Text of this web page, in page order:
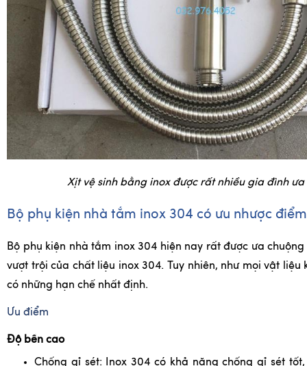
Xịt vệ sinh bằng inox được rất nhiều gia đình ưa
Bộ phụ kiện nhà tắm inox 304 có ưu nhược
Bộ phụ kiện nhà tắm inox 304 hiện nay rất được ưa
vượt trội của chất liệu inox 304. Tuy nhiên, như mọi vật liệu
có những hạn chế nhất định.
Ưu điểm
Độ bền cao
Chống gỉ sét: Inox 304 có khả năng chống gỉ sét